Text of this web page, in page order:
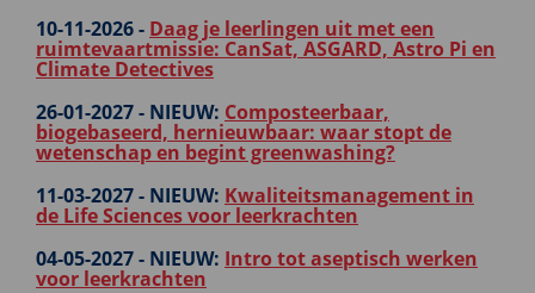
10-11-2026 - Daag je leerlingen uit met een
ruimtevaartmissie: CanSat, ASGARD, Astro Pi en
Climate Detectives
26-01-2027 - NIEUW: Composteerbaar,
biogebaseerd, hernieuwbaar: waar stopt de
wetenschap en begint greenwashing?
11-03-2027 - NIEUW: Kwaliteitsmanagement in
de Life Sciences voor leerkrachten
04-05-2027 - NIEUW: Intro tot aseptisch werken
voor leerkrachten